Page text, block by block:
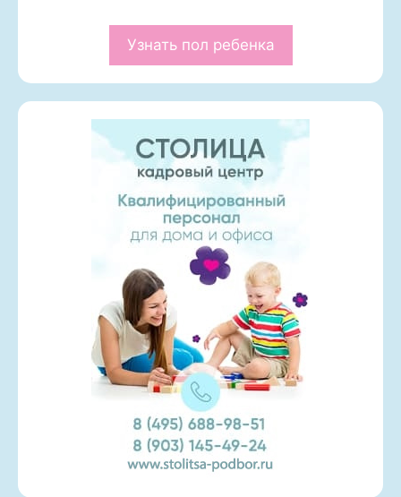
Узнать пол ребенка